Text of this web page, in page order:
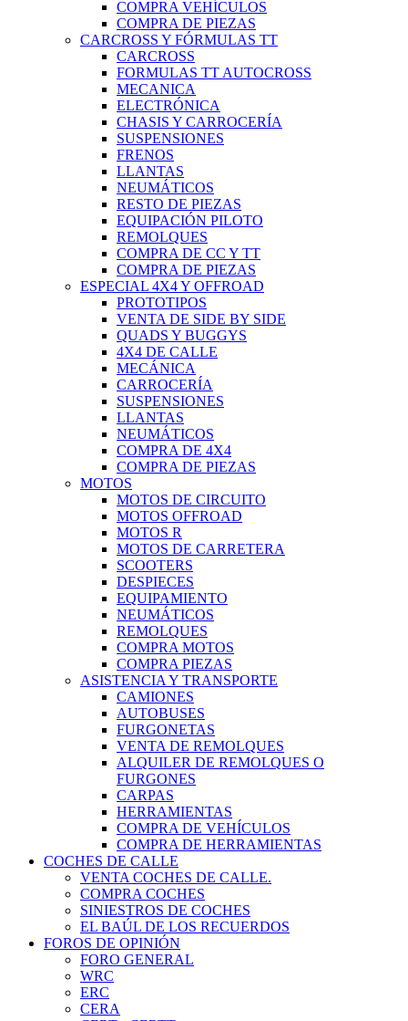
COMPRA VEHÍCULOS
COMPRA DE PIEZAS
CARCROSS Y FÓRMULAS TT
CARCROSS
FORMULAS TT AUTOCROSS
MECANICA
ELECTRÓNICA
CHASIS Y CARROCERÍA
SUSPENSIONES
FRENOS
LLANTAS
NEUMÁTICOS
RESTO DE PIEZAS
EQUIPACIÓN PILOTO
REMOLQUES
COMPRA DE CC Y TT
COMPRA DE PIEZAS
ESPECIAL 4X4 Y OFFROAD
PROTOTIPOS
VENTA DE SIDE BY SIDE
QUADS Y BUGGYS
4X4 DE CALLE
MECÁNICA
CARROCERÍA
SUSPENSIONES
LLANTAS
NEUMÁTICOS
COMPRA DE 4X4
COMPRA DE PIEZAS
MOTOS
MOTOS DE CIRCUITO
MOTOS OFFROAD
MOTOS R
MOTOS DE CARRETERA
SCOOTERS
DESPIECES
EQUIPAMIENTO
NEUMÁTICOS
REMOLQUES
COMPRA MOTOS
COMPRA PIEZAS
ASISTENCIA Y TRANSPORTE
CAMIONES
AUTOBUSES
FURGONETAS
VENTA DE REMOLQUES
ALQUILER DE REMOLQUES O
FURGONES
CARPAS
HERRAMIENTAS
COMPRA DE VEHÍCULOS
COMPRA DE HERRAMIENTAS
COCHES DE CALLE
VENTA COCHES DE CALLE.
COMPRA COCHES
SINIESTROS DE COCHES
EL BAÚL DE LOS RECUERDOS
FOROS DE OPINIÓN
FORO GENERAL
WRC
ERC
CERA